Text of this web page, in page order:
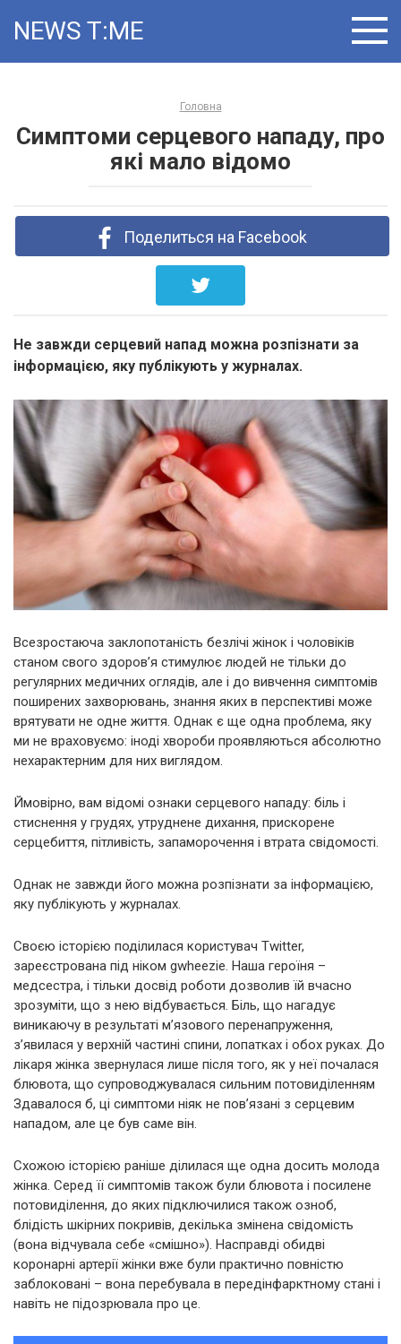
NEWS T:ME
Головна
Симптоми серцевого нападу, про
які мало відомо
Поделиться на Facebook
Не завжди серцевий напад можна розпізнати за
інформацією, яку публікують у журналах.
Всезростаюча заклопотаність безлічі жінок і чоловіків
станом свого здоров’я стимулює людей не тільки до
регулярних медичних оглядів, але і до вивчення симптомів
поширених захворювань, знання яких в перспективі може
врятувати не одне життя. Однак є ще одна проблема, яку
ми не враховуємо: іноді хвороби проявляються абсолютно
нехарактерним для них виглядом.
Ймовірно, вам відомі ознаки серцевого нападу: біль і
стиснення у грудях, утруднене дихання, прискорене
серцебиття, пітливість, запаморочення і втрата свідомості.
Однак не завжди його можна розпізнати за інформацією,
яку публікують у журналах.
Своєю історією поділилася користувач Twitter,
зареєстрована під ніком gwheezie. Наша героїня –
медсестра, і тільки досвід роботи дозволив їй вчасно
зрозуміти, що з нею відбувається. Біль, що нагадує
виникаючу в результаті м’язового перенапруження,
з’явилася у верхній частині спини, лопатках і обох руках. До
лікаря жінка звернулася лише після того, як у неї почалася
блювота, що супроводжувалася сильним потовиділенням
Здавалося б, ці симптоми ніяк не пов’язані з серцевим
нападом, але це був саме він.
Схожою історією раніше ділилася ще одна досить молода
жінка. Серед її симптомів також були блювота і посилене
потовиділення, до яких підключилися також озноб,
блідість шкірних покривів, декілька змінена свідомість
(вона відчувала себе «смішно»). Насправді обидві
коронарні артерії жінки вже були практично повністю
заблоковані – вона перебувала в передінфарктному стані і
навіть не підозрювала про це.